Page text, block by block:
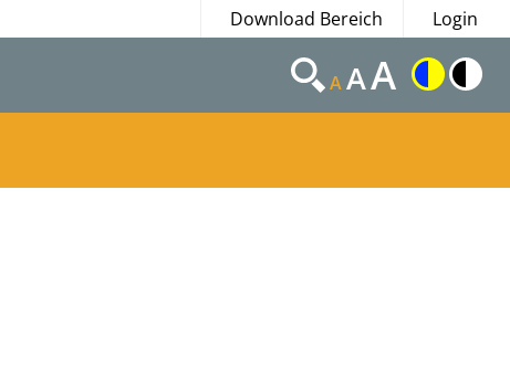
Download Bereich Login
AAA